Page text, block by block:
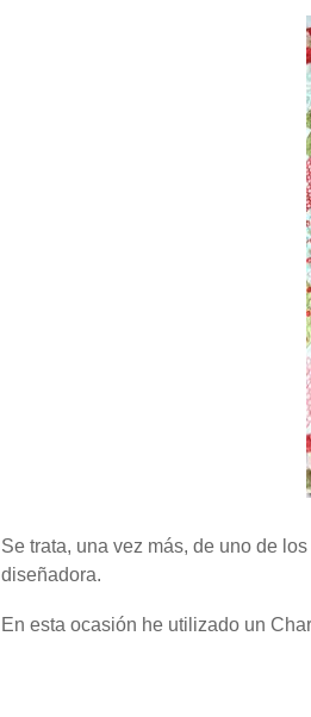
Se trata, una vez más, de uno de
diseñadora.
En esta ocasión he utilizado un